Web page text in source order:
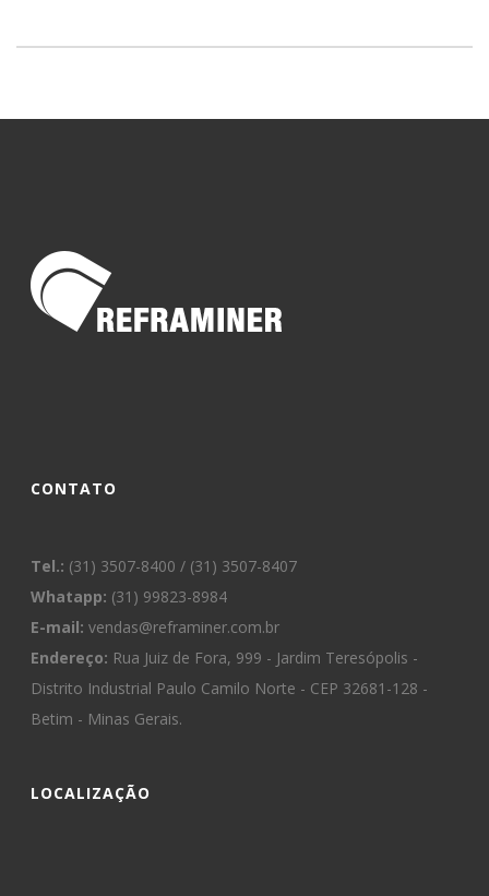
CONTATO
Tel.: (31) 3507-8400 / (31) 3507-8407
Whatapp: (31) 99823-8984
E-mail: vendas@reframiner.com.br
Endereço: Rua Juiz de Fora, 999 - Jardim Teresópolis -
Distrito Industrial Paulo Camilo Norte - CEP 32681-128 -
Betim - Minas Gerais.
LOCALIZAÇÃO